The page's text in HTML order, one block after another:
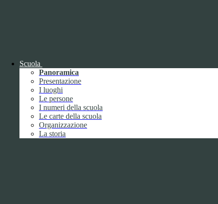
Scuola
Panoramica
Presentazione
I luoghi
Le persone
I numeri della scuola
Le carte della scuola
Organizzazione
La storia
Bandi di concorso